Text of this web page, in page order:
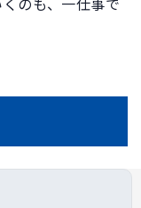
のも、一仕事で